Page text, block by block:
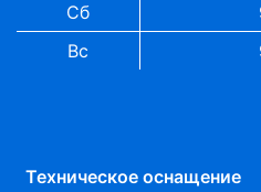
Сб
Вс
Техническое оснащение